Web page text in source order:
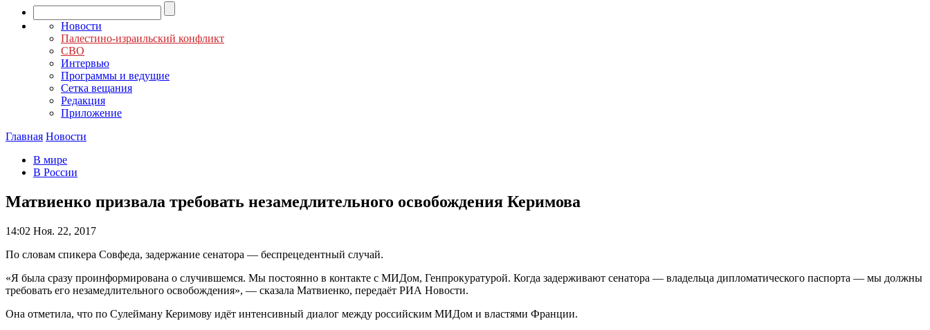
Новости
Палестино-израильский конфликт
СВО
Интервью
Программы и ведущие
Сетка вещания
Редакция
Приложение
Главная Новости
В мире
В России
Матвиенко призвала требовать незамедлительного освобождения Керимова
14:02 Ноя. 22, 2017
По словам спикера Совфеда, задержание сенатора — беспрецедентный случай.
«Я была сразу проинформирована о случившемся. Мы постоянно в контакте с МИДом, Генпрокуратурой. Когда задерживают сенатора — владельца дипломатического паспорта — мы должны
требовать его незамедлительного освобождения», — сказала Матвиенко, передаёт РИА Новости.
Она отметила, что по Сулейману Керимову идёт интенсивный диалог между российским МИДом и властями Франции.